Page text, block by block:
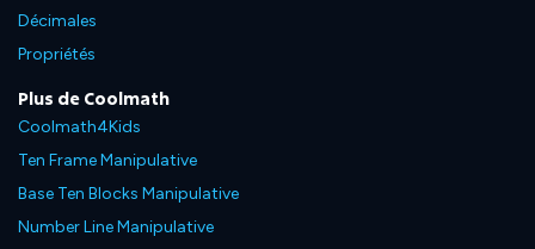
Décimales
Propriétés
Plus de Coolmath
Coolmath4Kids
Ten Frame Manipulative
Base Ten Blocks Manipulative
Number Line Manipulative